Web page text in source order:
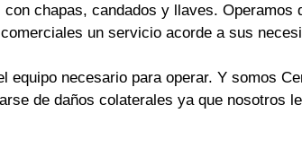
con chapas, candados y llaves.
un servicio acorde a sus
equipo necesario para operar. Y somos
de daños colaterales ya que nosotros